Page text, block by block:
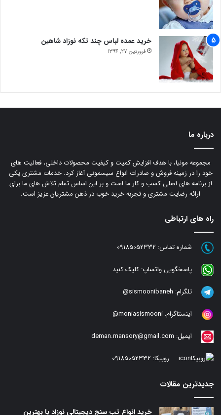
خرید عمده لباس چند تکه نوزاد شاهین
فروردین 27, 1394
درباره ما
مجموعه مونیا، با هدف افزایش کمیت و کیفیت محصولات داخلی، فعالیت های
خود را در زمینه فروش و صادرات انواع سیسمونی آغاز کرد. خدمات مشتری یکی
از برنامه های اصلی کسب و کار ما است و بر این اساس تمام تلاش های ما برای
ارائه رضایت مشتری و تجربه خرید خوب در ذهن مشتریان عزیز است.
راه های ارتباطی
شماره تماس: 09185052332
پاسخگویی واتساپ: کلیک کنید
تلگرام: sismoonibaneh@
اینستاگرام: moniasismooni@
ایمیل: deman.mansory@gmail.com
روبیکا: 09185052332
جدیدترین مقالات
خرید انواع تب سنج دیجیتالی نوزاد با بهترین